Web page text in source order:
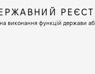
виконання функцій держави